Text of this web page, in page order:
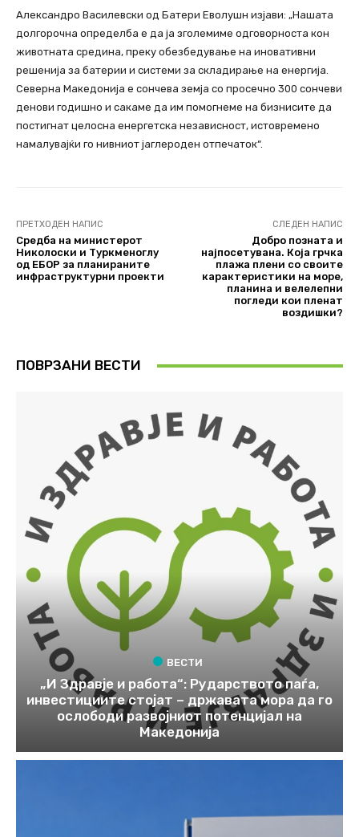
Александро Василевски од Батери Еволушн изјави: „Нашата
долгорочна определба е да ја зголемиме одговорноста кон
животната средина, преку обезбедување на иновативни
решенија за батерии и системи за складирање на енергија.
Северна Македонија е сончева земја со просечно 300 сончеви
денови годишно и сакаме да им помогнеме на бизнисите да
постигнат целосна енергетска независност, истовремено
намалувајќи го нивниот јаглероден отпечаток“.
ПРЕТХОДЕН НАПИС
Средба на министерот
Николоски и Туркменоглу
од ЕБОР за планираните
инфраструктурни проекти
СЛЕДЕН НАПИС
Добро позната и
најпосетувана. Која грчка
плажа плени со своите
карактеристики на море,
планина и велелепни
погледи кои пленат
воздишки?
ПОВРЗАНИ ВЕСТИ
ВЕСТИ
„И Здравје и работа“: Рударството паѓа,
инвестициите стојат – државата мора да го
ослободи развојниот потенцијал на
Македонија